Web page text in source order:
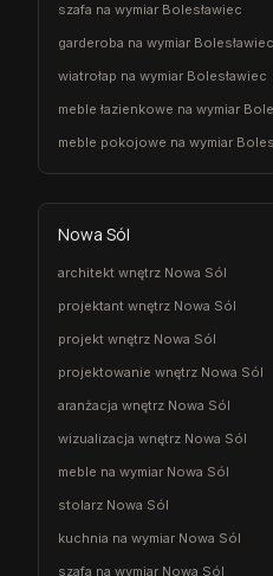
szafa na wymiar Bolesławiec
garderoba na wymiar Bolesławiec
wiatrołap na wymiar Bolesławiec
meble łazienkowe na wymiar
meble pokojowe na wymiar
Nowa Sól
architekt wnętrz Nowa Sól
projektant wnętrz Nowa Sól
projekt wnętrz Nowa Sól
projektowanie wnętrz Nowa Sól
aranżacja wnętrz Nowa Sól
wizualizacja wnętrz Nowa Sól
meble na wymiar Nowa Sól
stolarz Nowa Sól
kuchnia na wymiar Nowa Sól
szafa na wymiar Nowa Sól